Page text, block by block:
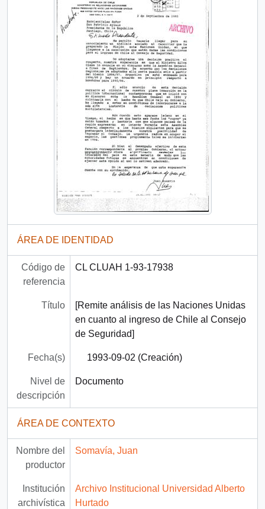
ÁREA DE IDENTIDAD
Código de
referencia
CL CLUAH 1-93-17938
Título
[Remite análisis de las Naciones Unidas
en cuanto al ingreso de Chile al Consejo
de Seguridad]
Fecha(s) 1993-09-02 (Creación)
Nivel de
descripción
Documento
ÁREA DE CONTEXTO
Nombre del
productor
Somavía, Juan
Institución
archivística
Archivo Institucional Universidad Alberto
Hurtado